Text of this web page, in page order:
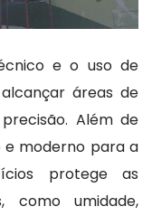
e o uso de
áreas de
Além de
e moderno para a
protege as
como umidade,